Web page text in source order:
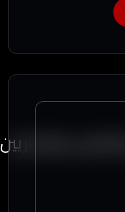
والإداريين